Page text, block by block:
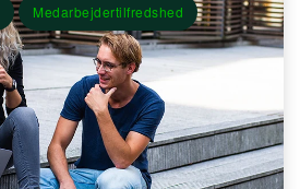
Medarbejdertilfredshed